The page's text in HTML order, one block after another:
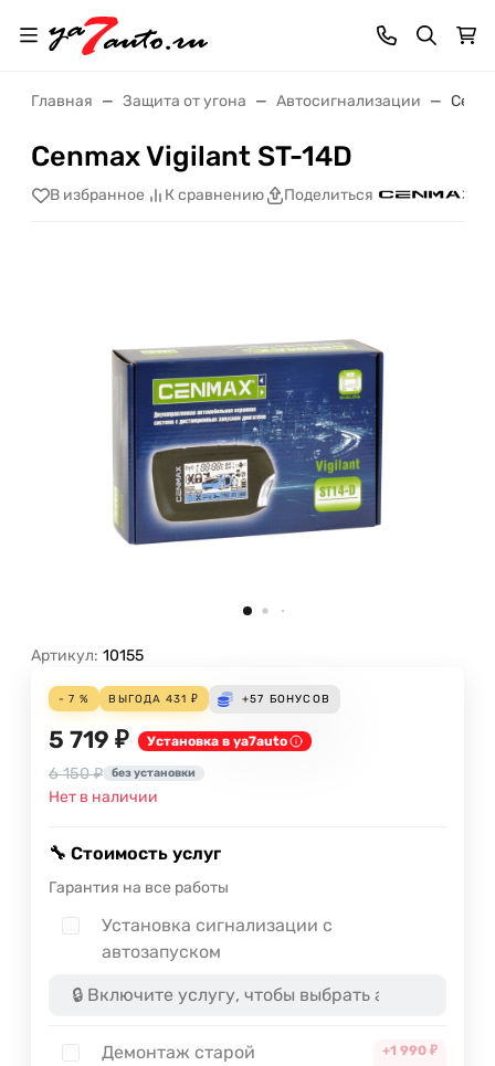
Главная Защита от угона Автосигнализации
Cenmax Vigilant ST-14D
В избранное К сравнению Поделиться
Артикул: 10155
- 7 % ВЫГОДА 431 ₽ +57 БОНУСОВ
5 719 ₽ Установка в ya7auto
6 150 ₽ без установки
Нет в наличии
🔧 Стоимость услуг
Гарантия на все работы
Установка сигнализации с
автозапуском
Демонтаж старой
+1 990₽